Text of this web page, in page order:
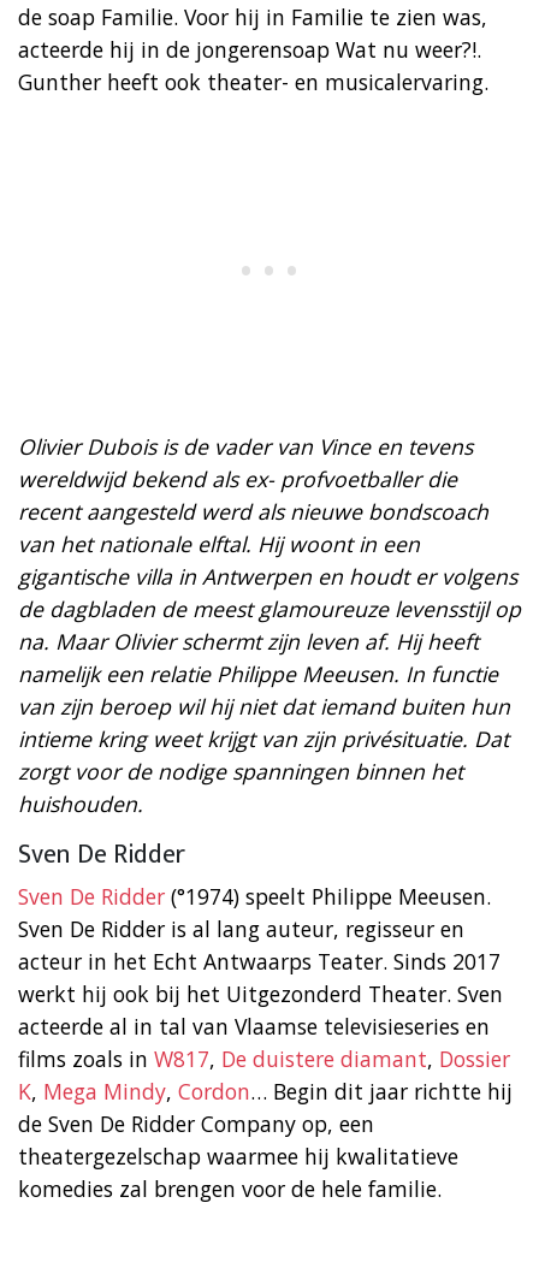
de soap Familie. Voor hij in Familie te zien was,
acteerde hij in de jongerensoap Wat nu weer?!.
Gunther heeft ook theater- en musicalervaring.
Olivier Dubois is de vader van Vince en tevens
wereldwijd bekend als ex- profvoetballer die
recent aangesteld werd als nieuwe bondscoach
van het nationale elftal. Hij woont in een
gigantische villa in Antwerpen en houdt er volgens
de dagbladen de meest glamoureuze levensstijl op
na. Maar Olivier schermt zijn leven af. Hij heeft
namelijk een relatie Philippe Meeusen. In functie
van zijn beroep wil hij niet dat iemand buiten hun
intieme kring weet krijgt van zijn privésituatie. Dat
zorgt voor de nodige spanningen binnen het
huishouden.
Sven De Ridder
Sven De Ridder (°1974) speelt Philippe Meeusen.
Sven De Ridder is al lang auteur, regisseur en
acteur in het Echt Antwaarps Teater. Sinds 2017
werkt hij ook bij het Uitgezonderd Theater. Sven
acteerde al in tal van Vlaamse televisieseries en
films zoals in W817, De duistere diamant, Dossier
K, Mega Mindy, Cordon… Begin dit jaar richtte hij
de Sven De Ridder Company op, een
theatergezelschap waarmee hij kwalitatieve
komedies zal brengen voor de hele familie.